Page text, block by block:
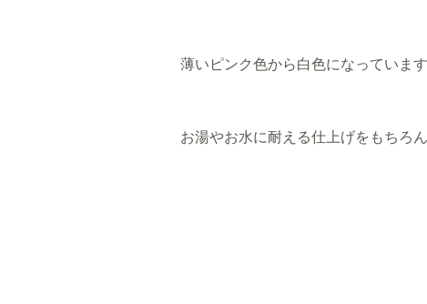
薄いピンク色から白色になっています
お湯やお水に耐える仕上げをもちろ